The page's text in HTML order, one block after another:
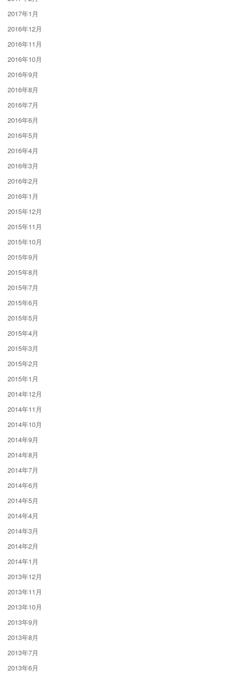
2017年1月
2016年12月
2016年11月
2016年10月
2016年9月
2016年8月
2016年7月
2016年6月
2016年5月
2016年4月
2016年3月
2016年2月
2016年1月
2015年12月
2015年11月
2015年10月
2015年9月
2015年8月
2015年7月
2015年6月
2015年5月
2015年4月
2015年3月
2015年2月
2015年1月
2014年12月
2014年11月
2014年10月
2014年9月
2014年8月
2014年7月
2014年6月
2014年5月
2014年4月
2014年3月
2014年2月
2014年1月
2013年12月
2013年11月
2013年10月
2013年9月
2013年8月
2013年7月
2013年6月